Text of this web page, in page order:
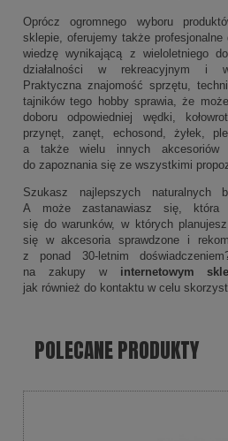
Oprócz ogromnego wyboru
sklepie, oferujemy także
wiedzę wynikającą z wieloletniego
działalności w rekreacyjnym i
Praktyczna znajomość sprzętu,
tajników tego hobby sprawia, że
doboru odpowiedniej wędki,
przynęt, zanęt, echosond, żyłek,
a także wielu innych
do zapoznania się ze wszystkimi
Szukasz najlepszych naturalnych
A może zastanawiasz się, która
się do warunków, w których
się w akcesoria sprawdzone i
z ponad 30-letnim
na zakupy w internetowym
jak również do kontaktu w celu
POLECANE PRODUKTY